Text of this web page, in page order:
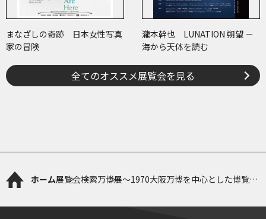
まなざしの奇跡 日本女性写真
家の冒険
瀧本幹也 LUNATION 朔望 －
海から天体を読む
全てのオススメ展覧会を見る
ホーム展覧会検索万博展～1970大阪万博を中心とした博覧会